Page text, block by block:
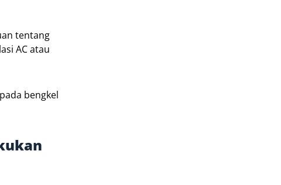
tentang
AC atau
bengkel